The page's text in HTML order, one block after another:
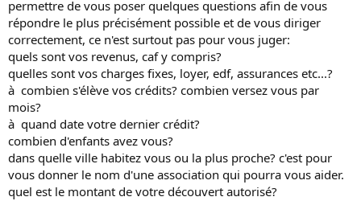
permettre de vous poser quelques questions afin de vous
répondre le plus précisément possible et de vous diriger
correctement, ce n'est surtout pas pour vous juger:
quels sont vos revenus, caf y compris?
quelles sont vos charges fixes, loyer, edf, assurances etc...?
à combien s'élève vos crédits? combien versez vous par
mois?
à quand date votre dernier crédit?
combien d'enfants avez vous?
dans quelle ville habitez vous ou la plus proche? c'est pour
vous donner le nom d'une association qui pourra vous aider.
quel est le montant de votre découvert autorisé?